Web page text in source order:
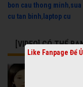
bon cau thong minh,
cu tan binh, laptop cu
[VIDEO] CÓ THỂ
Like Fanpage Để